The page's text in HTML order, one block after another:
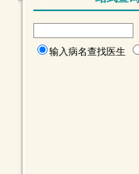
输入病名查找医生